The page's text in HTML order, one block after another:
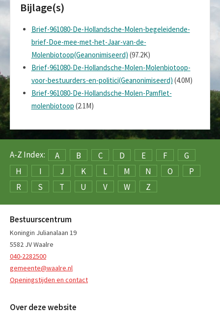
Bijlage(s)
Brief-961080-De-Hollandsche-Molen-begeleidende-
brief-Doe-mee-met-het-Jaar-van-de-
Molenbiotoop(Geanonimiseerd) (97.2K)
Brief-961080-De-Hollandsche-Molen-Molenbiotoop-
voor-bestuurders-en-politici(Geanonimiseerd) (4.0M)
Brief-961080-De-Hollandsche-Molen-Pamflet-
molenbiotoop (2.1M)
A-Z Index: A B C D E F
G
H
I J K L M N O
P
R
S T U V W Z
Bestuurscentrum
Koningin Julianalaan 19
5582 JV Waalre
040-2282500
gemeente@waalre.nl
Openingstijden en contact
Over deze website